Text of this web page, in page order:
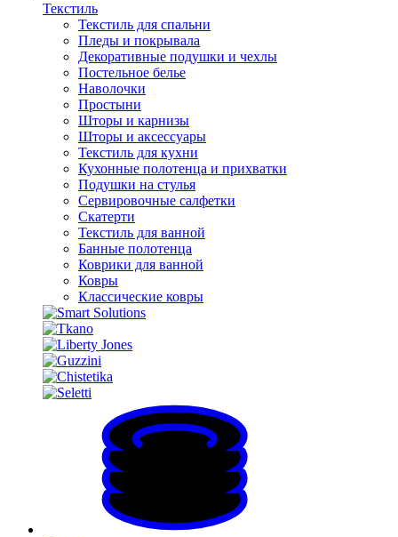
Текстиль
Текстиль для спальни
Пледы и покрывала
Декоративные подушки и чехлы
Постельное белье
Наволочки
Простыни
Шторы и карнизы
Шторы и аксессуары
Текстиль для кухни
Кухонные полотенца и прихватки
Подушки на стулья
Сервировочные салфетки
Скатерти
Текстиль для ванной
Банные полотенца
Коврики для ванной
Ковры
Классические ковры